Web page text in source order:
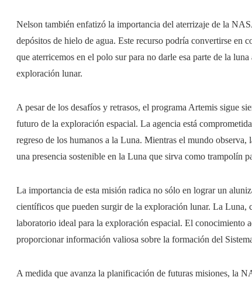
Nelson también enfatizó la importancia del aterrizaje de la
depósitos de hielo de agua. Este recurso podría convertirse en
que aterricemos en el polo sur para no darle esa parte de la
exploración lunar.
A pesar de los desafíos y retrasos, el programa Artemis sigue
futuro de la exploración espacial. La agencia está
regreso de los humanos a la Luna. Mientras el mundo
una presencia sostenible en la Luna que sirva como trampolín
La importancia de esta misión radica no sólo en lograr un
científicos que pueden surgir de la exploración lunar. La Luna,
laboratorio ideal para la exploración espacial. El conocimiento
proporcionar información valiosa sobre la formación del
A medida que avanza la planificación de futuras misiones, la